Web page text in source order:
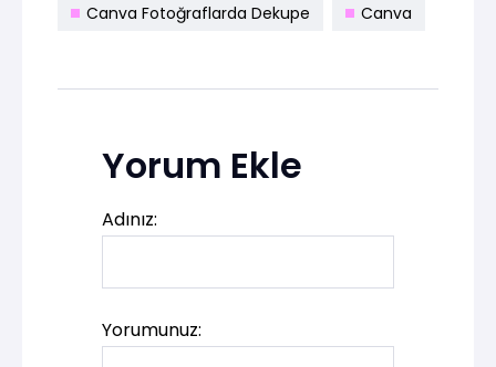
Canva Fotoğraflarda Dekupe Canva
Yorum Ekle
Adınız:
Yorumunuz: